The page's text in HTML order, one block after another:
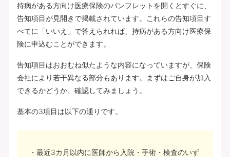
持病がある方向け医療保険のパンフレットを開くとすぐに、
告知項目が見開きで掲載されています。これらの告知項目す
べてに「いいえ」で答えられれば、持病がある方向け医療保
険に申込むことができます。
告知項目はおおむね似たような内容になっていますが、保険
会社により若干異なる部分もあります。まずはご自身が加入
できるかどうか、確認してみましょう。
基本の3項目は以下の通りです。
最近3カ月以内に医師から入院・手術・検査のいず